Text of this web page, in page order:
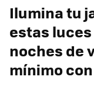
Ilumina tu
estas luces
noches de
mínimo